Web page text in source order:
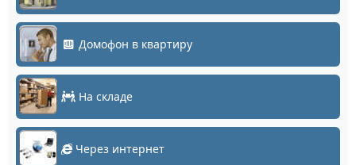
Домофон в квартиру
На складе
Через интернет